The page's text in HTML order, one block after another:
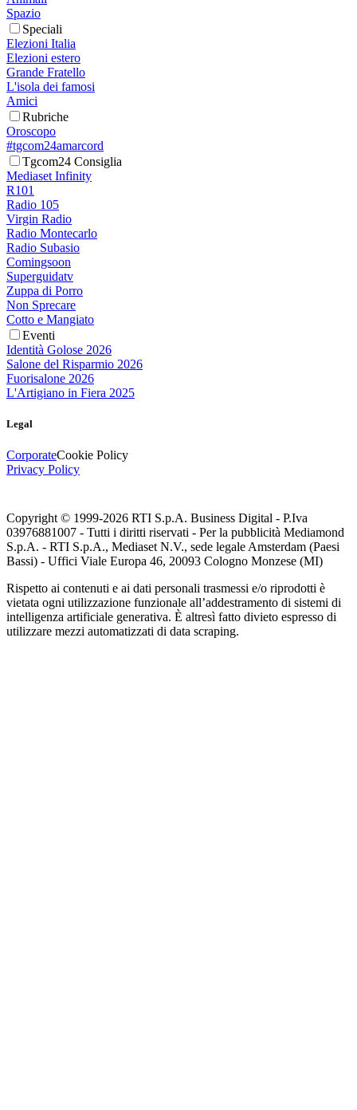
Spazio
Speciali
Elezioni Italia
Elezioni estero
Grande Fratello
L'isola dei famosi
Amici
Rubriche
Oroscopo
#tgcom24amarcord
Tgcom24 Consiglia
Mediaset Infinity
R101
Radio 105
Virgin Radio
Radio Montecarlo
Radio Subasio
Comingsoon
Superguidatv
Zuppa di Porro
Non Sprecare
Cotto e Mangiato
Eventi
Identità Golose 2026
Salone del Risparmio 2026
Fuorisalone 2026
L'Artigiano in Fiera 2025
Legal
CorporateCookie Policy
Privacy Policy
Copyright © 1999-2026 RTI S.p.A. Business Digital - P.Iva
03976881007 - Tutti i diritti riservati - Per la pubblicità Mediamond
S.p.A. - RTI S.p.A., Mediaset N.V., sede legale Amsterdam (Paesi
Bassi) - Uffici Viale Europa 46, 20093 Cologno Monzese (MI)
Rispetto ai contenuti e ai dati personali trasmessi e/o riprodotti è
vietata ogni utilizzazione funzionale all’addestramento di sistemi di
intelligenza artificiale generativa. È altresì fatto divieto espresso di
utilizzare mezzi automatizzati di data scraping.